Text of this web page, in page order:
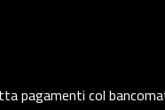
pagamenti col